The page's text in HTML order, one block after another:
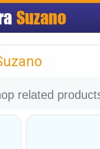
Suzano